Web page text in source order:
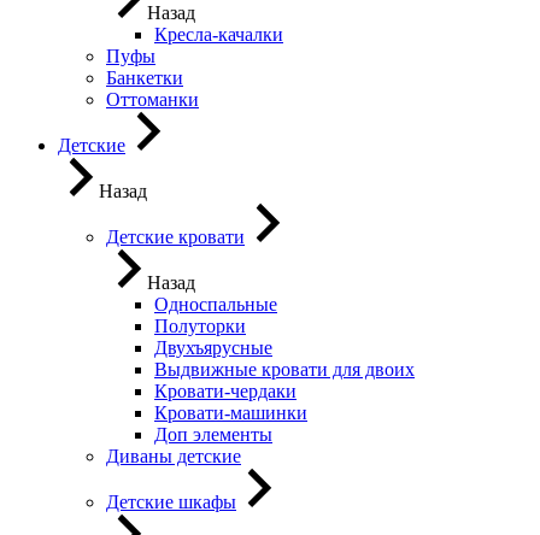
Назад
Кресла-качалки
Пуфы
Банкетки
Оттоманки
Детские
Назад
Детские кровати
Назад
Односпальные
Полуторки
Двухъярусные
Выдвижные кровати для двоих
Кровати-чердаки
Кровати-машинки
Доп элементы
Диваны детские
Детские шкафы